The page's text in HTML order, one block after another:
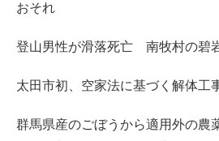
おそれ
登山男性が滑落死亡 南牧村の碧
太田市初、空家法に基づく解体
群馬県産のごぼうから適用外の